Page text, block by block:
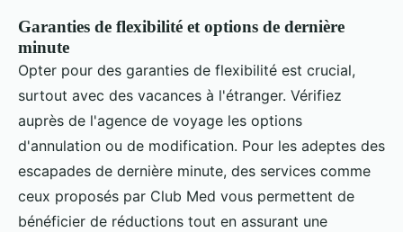
Garanties de flexibilité et options de dernière
minute
Opter pour des garanties de flexibilité est crucial,
surtout avec des vacances à l'étranger. Vérifiez
auprès de l'agence de voyage les options
d'annulation ou de modification. Pour les adeptes des
escapades de dernière minute, des services comme
ceux proposés par Club Med vous permettent de
bénéficier de réductions tout en assurant une